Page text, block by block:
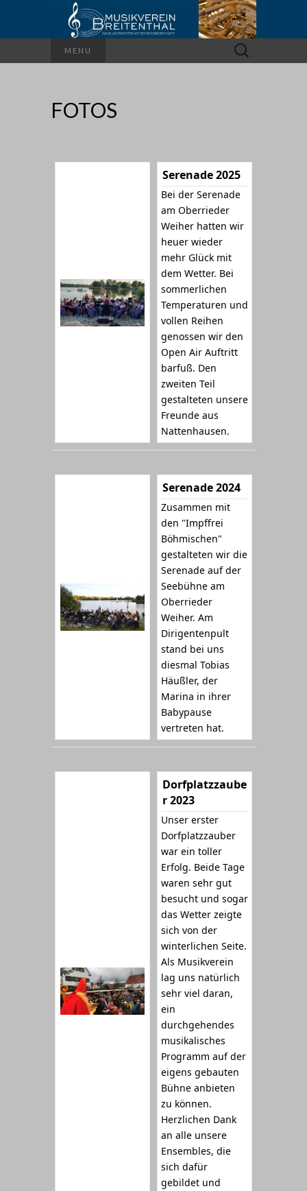
MENU
Suchen
nach:
FOTOS
Serenade 2025
Bei der Serenade
am Oberrieder
Weiher hatten wir
heuer wieder
mehr Glück mit
dem Wetter. Bei
sommerlichen
Temperaturen und
vollen Reihen
genossen wir den
Open Air Auftritt
barfuß. Den
zweiten Teil
gestalteten unsere
Freunde aus
Nattenhausen.
Serenade 2024
Zusammen mit
den "Impffrei
Böhmischen"
gestalteten wir die
Serenade auf der
Seebühne am
Oberrieder
Weiher. Am
Dirigentenpult
stand bei uns
diesmal Tobias
Häußler, der
Marina in ihrer
Babypause
vertreten hat.
Dorfplatzzaube
r 2023
Unser erster
Dorfplatzzauber
war ein toller
Erfolg. Beide Tage
waren sehr gut
besucht und sogar
das Wetter zeigte
sich von der
winterlichen Seite.
Als Musikverein
lag uns natürlich
sehr viel daran,
ein
durchgehendes
musikalisches
Programm auf der
eigens gebauten
Bühne anbieten
zu können.
Herzlichen Dank
an alle unsere
Ensembles, die
sich dafür
gebildet und